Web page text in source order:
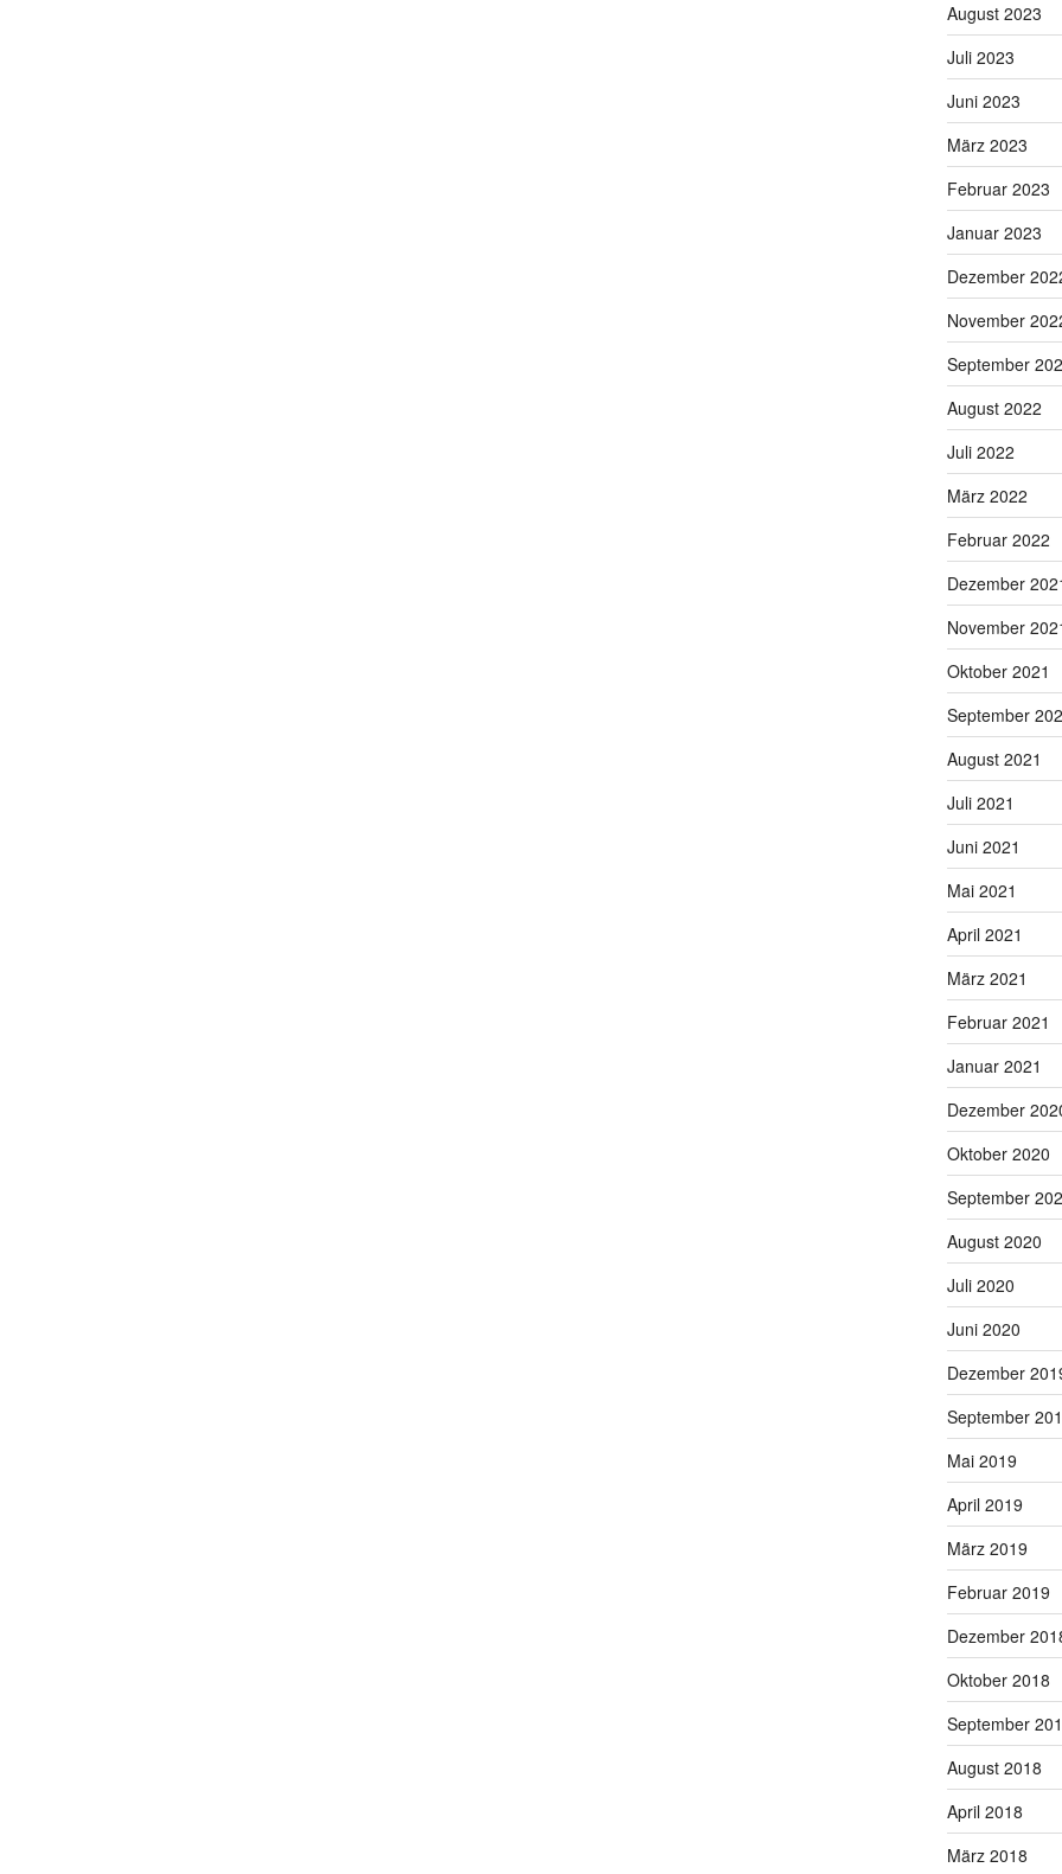
August 2023
Juli 2023
Juni 2023
März 2023
Februar 2023
Januar 2023
Dezember
November
September
August 2022
Juli 2022
März 2022
Februar 2022
Dezember
November
Oktober 2021
September
August 2021
Juli 2021
Juni 2021
Mai 2021
April 2021
März 2021
Februar 2021
Januar 2021
Dezember
Oktober 2020
September
August 2020
Juli 2020
Juni 2020
Dezember
September
Mai 2019
April 2019
März 2019
Februar 2019
Dezember
Oktober 2018
September
August 2018
April 2018
März 2018